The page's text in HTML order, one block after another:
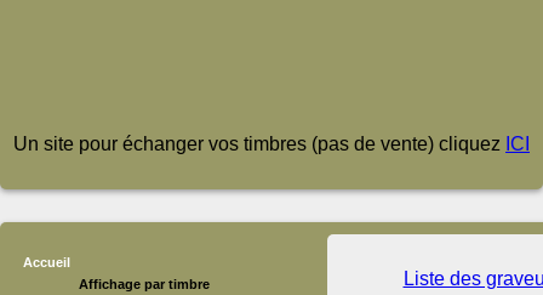
Un site pour échanger vos timbres (pas de vente) cliquez ICI
Accueil
Affichage par timbre
Liste des